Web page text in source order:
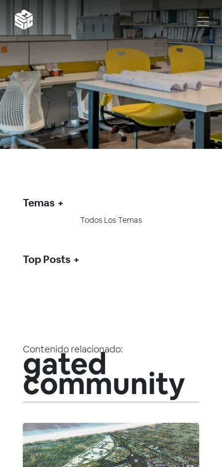
Contenido relacionado:
gated
community
Temas
Todos Los Temas
Top Posts